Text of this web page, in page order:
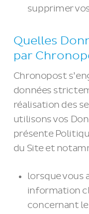
supprimer
Quelles
par
Chronopost
données
réalisation des
utilisons vos
présente
du Site et
lorsque vous
information
concernant